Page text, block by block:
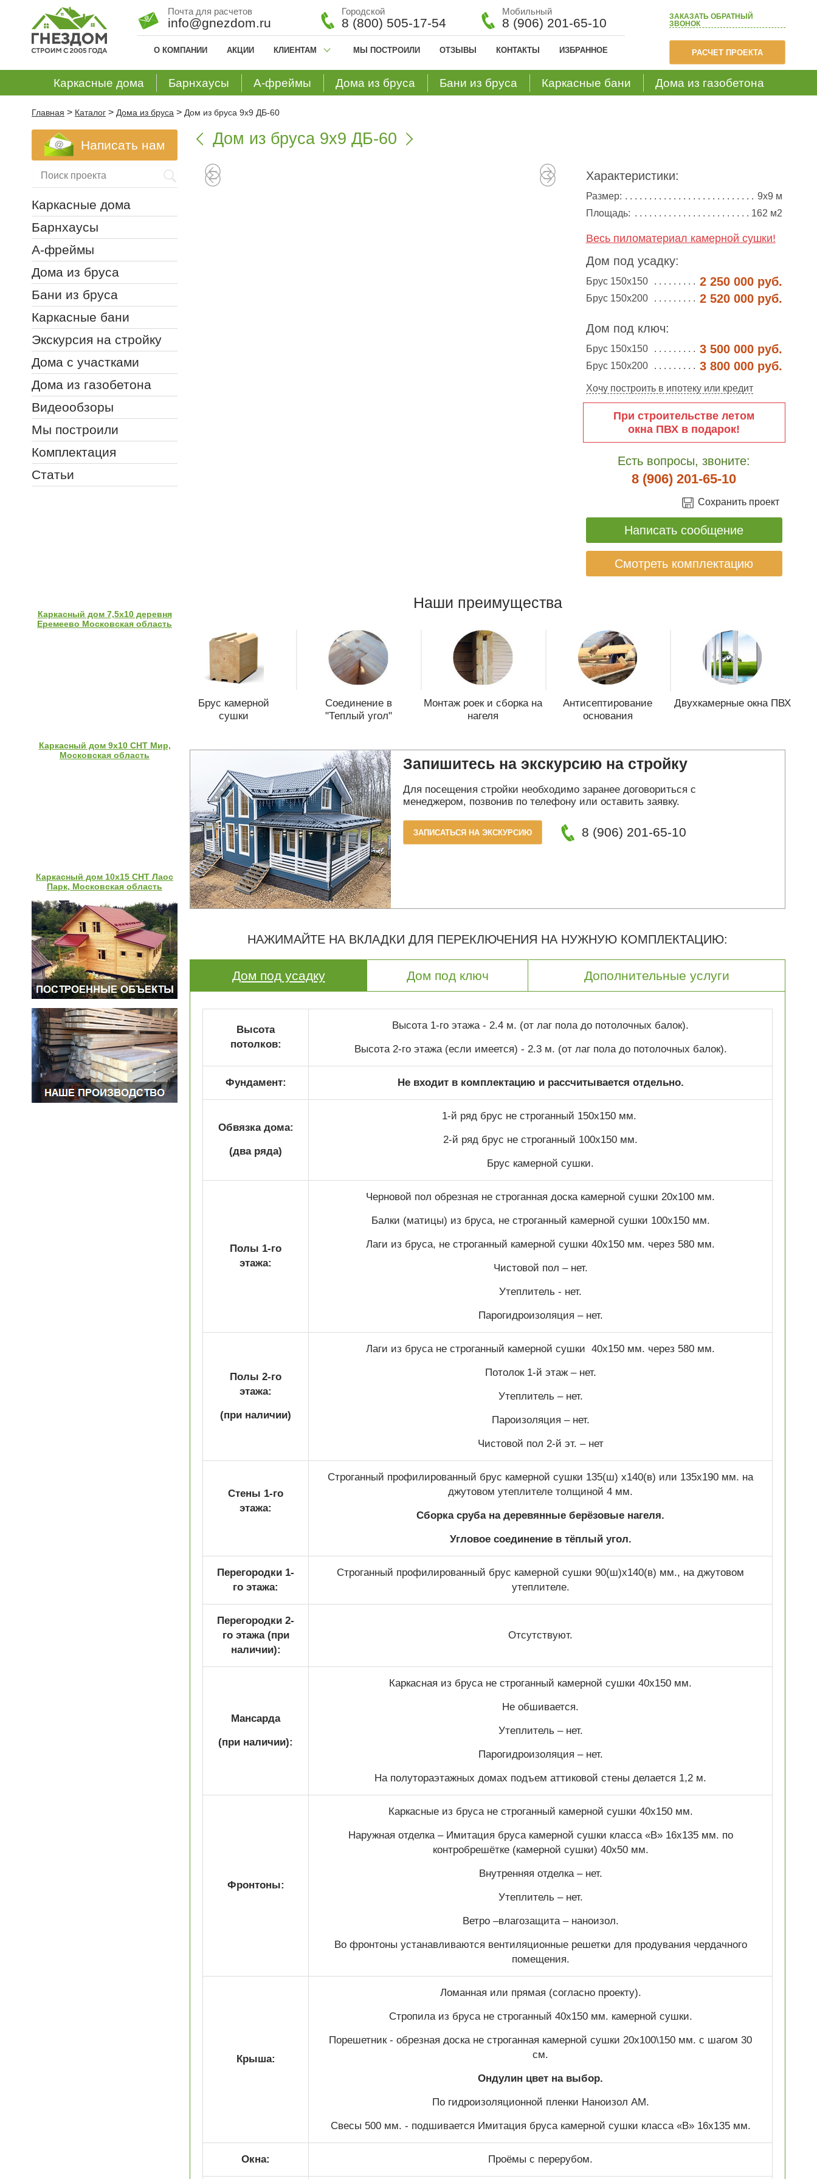
ЗАКАЗАТЬ ОБРАТНЫЙ
ЗВОНОК
РАСЧЕТ ПРОЕКТА
Почта для расчетов
info@gnezdom.ru
Городской
8 (800) 505-17-54
Мобильный
8 (906) 201-65-10
О КОМПАНИИ АКЦИИ КЛИЕНТАМ МЫ ПОСТРОИЛИ ОТЗЫВЫ КОНТАКТЫ ИЗБРАННОЕ
Каркасные дома Барнхаусы А-фреймы Дома из бруса Бани из бруса Каркасные бани Дома из газобетона
Главная > Каталог > Дома из бруса > Дом из бруса 9х9 ДБ-60
 Дом из бруса 9х9 ДБ-60 
Характеристики:
Размер:
9х9 м
Площадь:
162 м2
Весь пиломатериал камерной сушки!
Дом под усадку:
Брус 150х150 2 250 000 руб.
Брус 150х200 2 520 000 руб.
Дом под ключ:
Брус 150х150 3 500 000 руб.
Брус 150х200 3 800 000 руб.
Хочу построить в ипотеку или кредит
При строительстве летом
окна ПВХ в подарок!
Есть вопросы, звоните:
8 (906) 201-65-10
Сохранить проект
Написать сообщение
Смотреть комплектацию
Наши преимущества
Брус камерной
сушки
Соединение в
"Теплый угол"
Монтаж роек и сборка на
нагеля
Антисептирование
основания
Двухкамерные окна ПВХ
Запишитесь на экскурсию на стройку
Для посещения стройки необходимо заранее договориться с
менеджером, позвонив по телефону или оставить заявку.
ЗАПИСАТЬСЯ НА ЭКСКУРСИЮ 8 (906) 201-65-10
НАЖИМАЙТЕ НА ВКЛАДКИ ДЛЯ ПЕРЕКЛЮЧЕНИЯ НА НУЖНУЮ КОМПЛЕКТАЦИЮ:
Дом под усадку Дом под ключ Дополнительные услуги
Высота
потолков:
Высота 1-го этажа - 2.4 м. (от лаг пола до потолочных балок).
Высота 2-го этажа (если имеется) - 2.3 м. (от лаг пола до потолочных балок).
Фундамент: Не входит в комплектацию и рассчитывается отдельно.
Обвязка дома:
(два ряда)
1-й ряд брус не строганный 150х150 мм.
2-й ряд брус не строганный 100х150 мм.
Брус камерной сушки.
Полы 1-го
этажа:
Черновой пол обрезная не строганная доска камерной сушки 20х100 мм.
Балки (матицы) из бруса, не строганный камерной сушки 100х150 мм.
Лаги из бруса, не строганный камерной сушки 40х150 мм. через 580 мм.
Чистовой пол – нет.
Утеплитель - нет.
Парогидроизоляция – нет.
Полы 2-го
этажа:
(при наличии)
Лаги из бруса не строганный камерной сушки 40х150 мм. через 580 мм.
Потолок 1-й этаж – нет.
Утеплитель – нет.
Пароизоляция – нет.
Чистовой пол 2-й эт. – нет
Стены 1-го
этажа:
Строганный профилированный брус камерной сушки 135(ш) х140(в) или 135х190 мм. на
джутовом утеплителе толщиной 4 мм.
Сборка сруба на деревянные берёзовые нагеля.
Угловое соединение в тёплый угол.
Перегородки 1-
го этажа:
Строганный профилированный брус камерной сушки 90(ш)х140(в) мм., на джутовом
утеплителе.
Перегородки 2-
го этажа (при
наличии):
Отсутствуют.
Мансарда
(при наличии):
Каркасная из бруса не строганный камерной сушки 40х150 мм.
Не обшивается.
Утеплитель – нет.
Парогидроизоляция – нет.
На полутораэтажных домах подъем аттиковой стены делается 1,2 м.
Фронтоны:
Каркасные из бруса не строганный камерной сушки 40х150 мм.
Наружная отделка – Имитация бруса камерной сушки класса «В» 16х135 мм. по
контробрешётке (камерной сушки) 40х50 мм.
Внутренняя отделка – нет.
Утеплитель – нет.
Ветро –влагозащита – наноизол.
Во фронтоны устанавливаются вентиляционные решетки для продувания чердачного
помещения.
Крыша:
Ломанная или прямая (согласно проекту).
Стропила из бруса не строганный 40х150 мм. камерной сушки.
Порешетник - обрезная доска не строганная камерной сушки 20х100\150 мм. с шагом 30
см.
Ондулин цвет на выбор.
По гидроизоляционной пленки Наноизол АМ.
Свесы 500 мм. - подшивается Имитация бруса камерной сушки класса «В» 16х135 мм.
Окна: Проёмы с перерубом.
Написать нам
Каркасные дома
Барнхаусы
А-фреймы
Дома из бруса
Бани из бруса
Каркасные бани
Экскурсия на стройку
Дома с участками
Дома из газобетона
Видеообзоры
Мы построили
Комплектация
Статьи
Каркасный дом 7,5х10 деревня
Еремеево Московская область
Каркасный дом 9х10 СНТ Мир,
Московская область
Каркасный дом 10х15 СНТ Лаос
Парк, Московская область